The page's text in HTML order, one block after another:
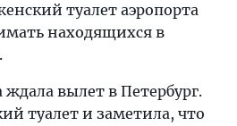
туалет аэропорта
находящихся в
вылет в Петербург.
туалет и заметила, что